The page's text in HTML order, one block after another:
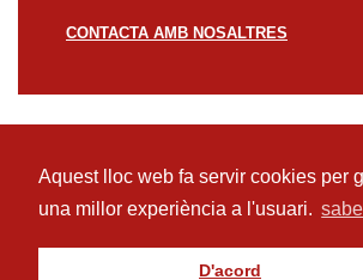
Aquest lloc web fa servir cookies per
una millor experiència a l'usuari.
D'acord
CONTACTA AMB NOSALTRES